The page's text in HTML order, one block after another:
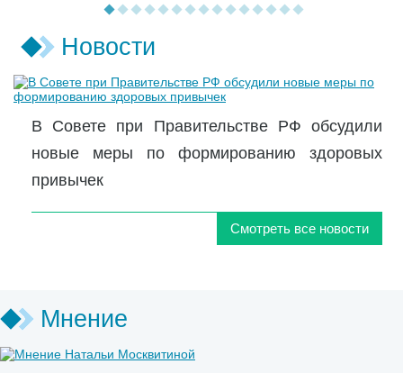
Новости
В Совете при Правительстве РФ обсудили
новые меры по формированию здоровых
привычек
Смотреть все новости
Мнение